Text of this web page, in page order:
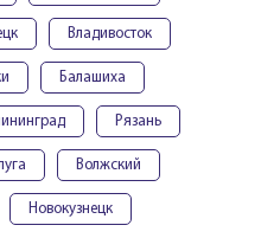
Владивосток
Балашиха
Рязань
Волжский
Новокузнецк